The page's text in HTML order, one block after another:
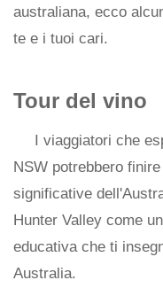
australiana, ecco
te e i tuoi cari.
Tour del vino
I viaggiatori che
NSW potrebbero
significative
Hunter Valley come
educativa che ti
Australia.